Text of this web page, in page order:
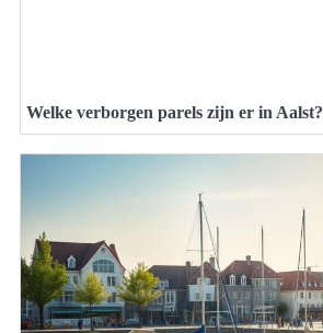
Welke verborgen parels zijn er in Aalst?